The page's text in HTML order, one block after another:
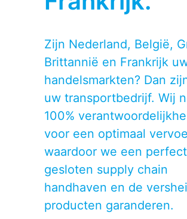
Zijn Nederland, België,
Brittannië en Frankrijk
handelsmarkten? Dan
uw transportbedrijf. Wij
100%
voor een optimaal
waardoor we een perfect
gesloten supply chain
handhaven en de
producten garanderen.